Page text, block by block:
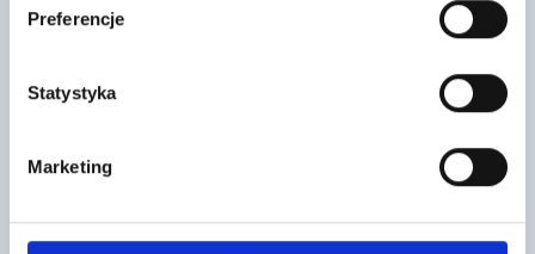
Preferencje
Statystyka
Marketing
Dachówka charakteryzuje się
niską nasiąkliwością…